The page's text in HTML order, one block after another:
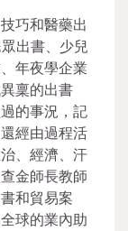
巧和醫藥出
出書、少兒
年夜學企業
稟的出書
的事況，記
經由過程活
、經濟、汗
金師長教師
和貿易案
球的業內助